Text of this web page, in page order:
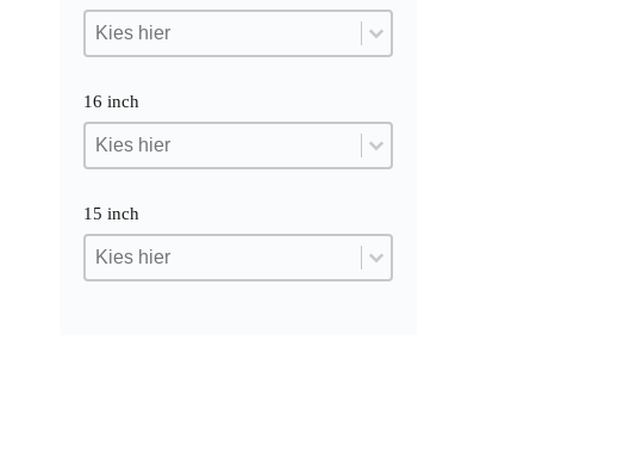
17 inch
17 inch
17 inch
16 inch
16 inch
16 inch
16 inch
15 inch
15 inch
15 inch
15 inch